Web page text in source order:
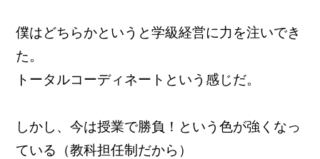
僕はどちらかというと学級経営に力を注いでき
た。
トータルコーディネートという感じだ。
しかし、今は授業で勝負！という色が強くなっ
ている（教科担任制だから）